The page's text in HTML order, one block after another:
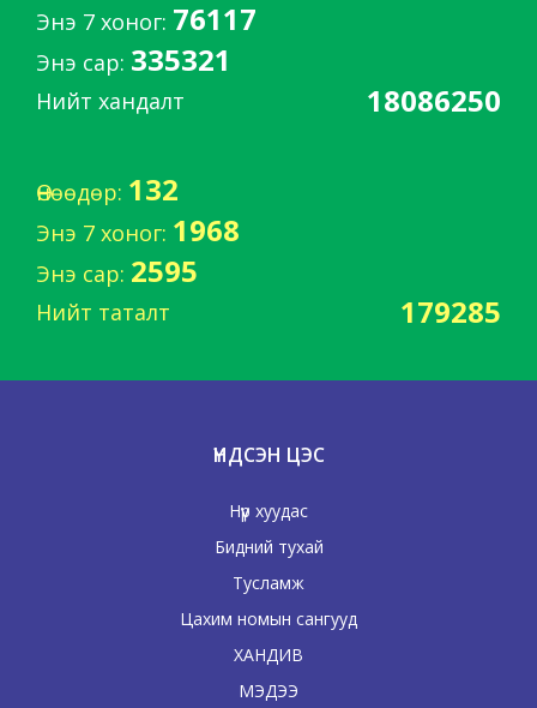
Энэ 7 хоног: 76117
Энэ сар: 335321
Нийт хандалт 18086250
Өнөөдөр: 132
Энэ 7 хоног: 1968
Энэ сар: 2595
Нийт таталт 179285
ҮНДСЭН ЦЭС
Нүүр хуудас
Бидний тухай
Тусламж
Цахим номын сангууд
ХАНДИВ
МЭДЭЭ